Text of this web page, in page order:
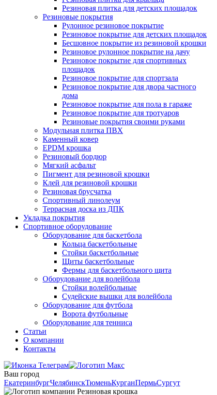
Резиновая плитка для детских площадок
Резиновые покрытия
Рулонное резиновое покрытие
Резиновое покрытие для детских площадок
Бесшовное покрытие из резиновой крошки
Резиновое рулонное покрытие на дачу
Резиновое покрытие для спортивных
площадок
Резиновое покрытие для спортзала
Резиновое покрытие для двора частного
дома
Резиновое покрытие для пола в гараже
Резиновое покрытие для тротуаров
Резиновые покрытия своими руками
Модульная плитка ПВХ
Каменный ковер
EPDM крошка
Резиновый бордюр
Мягкий асфальт
Пигмент для резиновой крошки
Клей для резиновой крошки
Резиновая брусчатка
Спортивный линолеум
Террасная доска из ДПК
Укладка покрытия
Спортивное оборудование
Оборудование для баскетбола
Кольца баскетбольные
Стойки баскетбольные
Щиты баскетбольные
Фермы для баскетбольного щита
Оборудование для волейбола
Стойки волейбольные
Судейские вышки для волейбола
Оборудование для футбола
Ворота футбольные
Оборудование для тенниса
Статьи
О компании
Контакты
Ваш город
ЕкатеринбургЧелябинскТюменьКурганПермьСургут